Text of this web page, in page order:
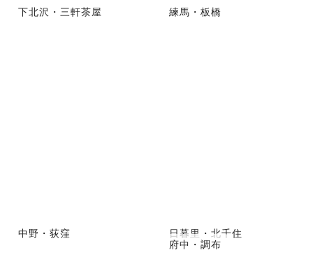
下北沢・三軒茶屋 練馬・板橋
中野・荻窪
日暮里・北千住
府中・調布